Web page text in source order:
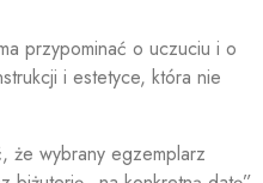
przypominać o uczuciu i o
i estetyce, która nie
że wybrany egzemplarz